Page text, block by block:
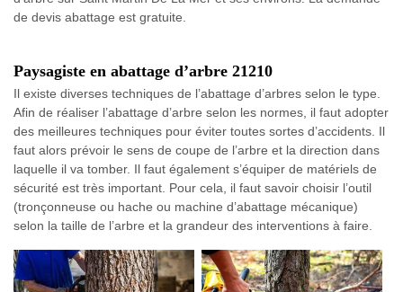
de devis abattage est gratuite.
Paysagiste en abattage d’arbre 21210
Il existe diverses techniques de l’abattage d’arbres selon le type.
Afin de réaliser l’abattage d’arbre selon les normes, il faut adopter
des meilleures techniques pour éviter toutes sortes d’accidents. Il
faut alors prévoir le sens de coupe de l’arbre et la direction dans
laquelle il va tomber. Il faut également s’équiper de matériels de
sécurité est très important. Pour cela, il faut savoir choisir l’outil
(tronçonneuse ou hache ou machine d’abattage mécanique)
selon la taille de l’arbre et la grandeur des interventions à faire.